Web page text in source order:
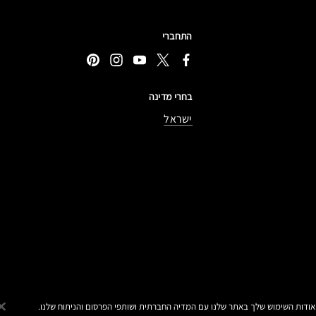
התחברי
בחרי מדינה
ישראל